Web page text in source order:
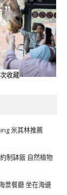
收藏
米其林推薦
制缽飯 自然植物
景餐廳 坐在海邊